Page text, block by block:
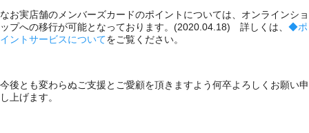
なお実店舗のメンバーズカードのポイントについては、オンラインショ
ップへの移行が可能となっております。(2020.04.18) 詳しくは、 ◆ポ
イントサービスについてをご覧ください。
今後とも変わらぬご支援とご愛顧を頂きますよう何卒よろしくお願い申
し上げます。